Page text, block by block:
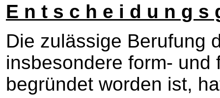
E n t s c h e i d u n g s
Die zulässige Berufung
insbesondere form-
begründet worden ist,